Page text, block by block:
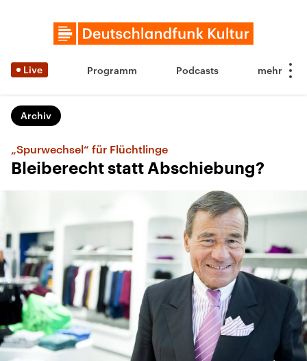
Live Programm Podcasts
Archiv
„Spurwechsel“ für Flüchtlinge
Bleiberecht statt Abschiebung?